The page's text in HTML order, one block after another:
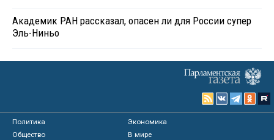
Академик РАН рассказал, опасен ли для России супер
Эль-Ниньо
Политика
Экономика
Общество
В мире